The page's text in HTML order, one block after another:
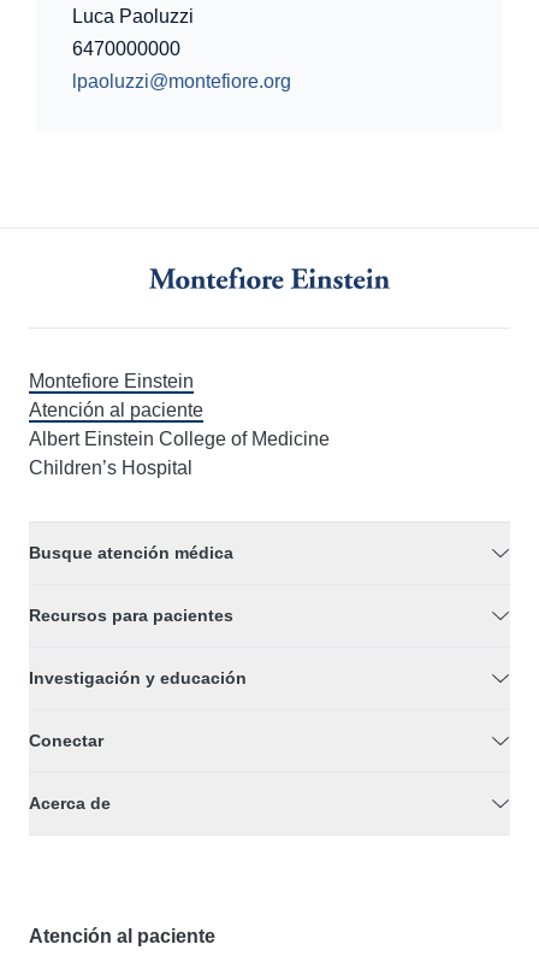
Luca Paoluzzi
6470000000
lpaoluzzi@montefiore.org
Montefiore Einstein
Atención al paciente
Albert Einstein College of Medicine
Children’s Hospital
Busque atención médica
Recursos para pacientes
Investigación y educación
Conectar
Acerca de
Atención al paciente